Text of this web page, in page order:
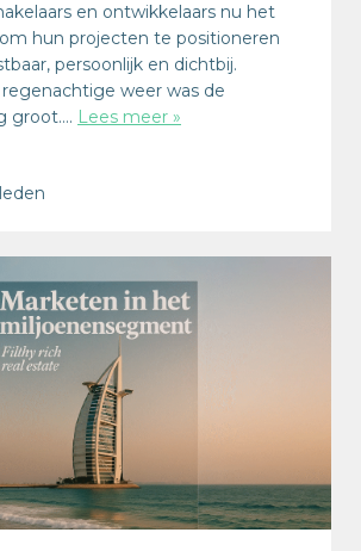
en ontwikkelaars nu het
hun projecten te positioneren
persoonlijk en dichtbij.
weer was de
groot…. Lees meer »